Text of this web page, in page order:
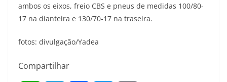
ambos os eixos, freio CBS e pneus de medidas 100/80-
17 na dianteira e 130/70-17 na traseira.
fotos: divulgação/Yadea
Compartilhar